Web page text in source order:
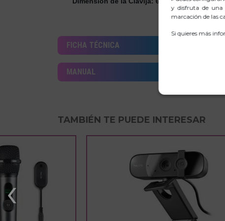
FICHA TÉCNICA
MANUAL
TAMBIÉN TE PUEDE INTERESAR
‹
y disfruta de una
marcación de las
Si quieres más